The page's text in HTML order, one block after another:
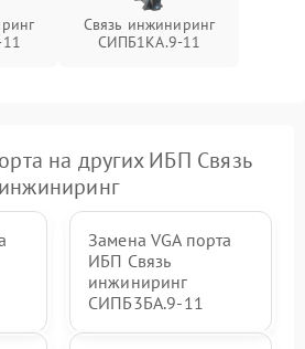
Связь инжиниринг
СИПБ1КА.9-11
на других ИБП Связь
инжиниринг
Замена VGA порта
ИБП Связь
инжиниринг
СИПБ3БА.9-11